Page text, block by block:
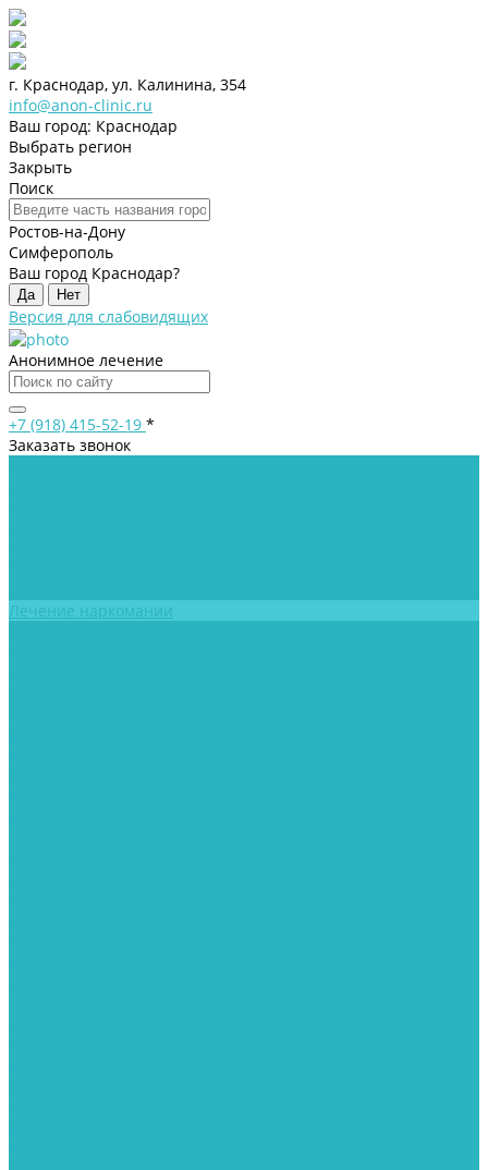
г. Краснодар, ул. Калинина, 354
info@anon-clinic.ru
Ваш город: Краснодар
Выбрать регион
Закрыть
Поиск
Ростов-на-Дону
Симферополь
Ваш город Краснодар?
Да Нет
Версия для слабовидящих
Анонимное лечение
+7 (918) 415-52-19 *
Заказать звонок
Лечение наркомании